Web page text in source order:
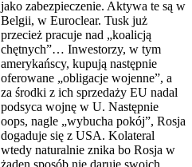
jako zabezpieczenie. Aktywa te są w
Belgii, w Euroclear. Tusk już
przecież pracuje nad „koalicją
chętnych”… Inwestorzy, w tym
amerykańscy, kupują następnie
oferowane „obligacje wojenne”, a
za środki z ich sprzedaży EU nadal
podsyca wojnę w U. Następnie
oops, nagle „wybucha pokój”, Rosja
dogaduje się z USA. Kolateral
wtedy naturalnie znika bo Rosja w